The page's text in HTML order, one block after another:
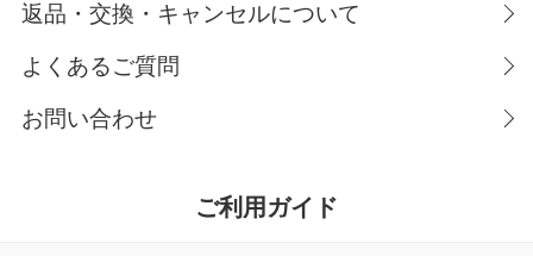
返品・交換・キャンセルについて
よくあるご質問
お問い合わせ
ご利用ガイド